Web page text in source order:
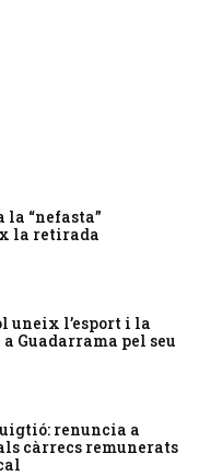
la “nefasta”
la retirada
uneix l’esport i la
Guadarrama pel seu
renuncia a
càrrecs remunerats